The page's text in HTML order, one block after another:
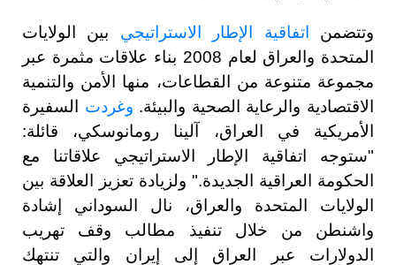
وتتضمن اتفاقية الإطار الاستراتيجي
بين الولايات
المتحدة والعراق لعام 2008 بناء علاقات مثمرة عبر
مجموعة متنوعة من القطاعات، منها الأمن والتنمية
الاقتصادية والرعاية الصحية والبيئة. وغردت السفيرة
الأمريكية في العراق، آلينا رومانوسكي، قائلة:
"ستوجه اتفاقية الإطار الاستراتيجي علاقاتنا مع
الحكومة العراقية الجديدة." ولزيادة تعزيز العلاقة بين
الولايات المتحدة والعراق، نال السوداني إشادة
واشنطن من خلال تنفيذ مطالب وقف تهريب
الدولارات عبر العراق إلى إيران والتي تنتهك